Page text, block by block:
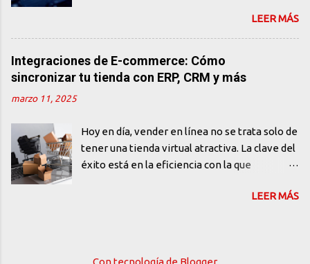
años" se han vuelto comunes en redes
sociales y foros técnicos. Pero, ¿qué tan cierto
es todo esto? La realidad es más matizada. Sí,
la IA puede generar código. Puede ayudar a
mismo que desarrollar software. ¿Qué puede
hacer la...
Qualcomm presentan arquitecturas que no
solo prometen más velocidad, sino también
eficiencia energética, capacidad edge y, sobre
todo, soberanía tecnológica. Mientras el
software generativo se roba los titulares, el
Blackwell B200 de NVIDIA es la joya de la
corona. Diseñado especialmente para cargas
de trabajo de IA generativa a gran escala, su
FP8 y Tensor vs. Hopper (su generación
LEER MÁS
Integraciones de E-commerce: Cómo
sincronizar tu tienda con ERP, CRM y más
marzo 11, 2025
Hoy en día, vender en línea no se trata solo de
tener una tienda virtual atractiva. La clave del
éxito está en la eficiencia con la que
y te comunicas con tus clientes. Aquí es donde
LEER MÁS
Con tecnología de Blogger